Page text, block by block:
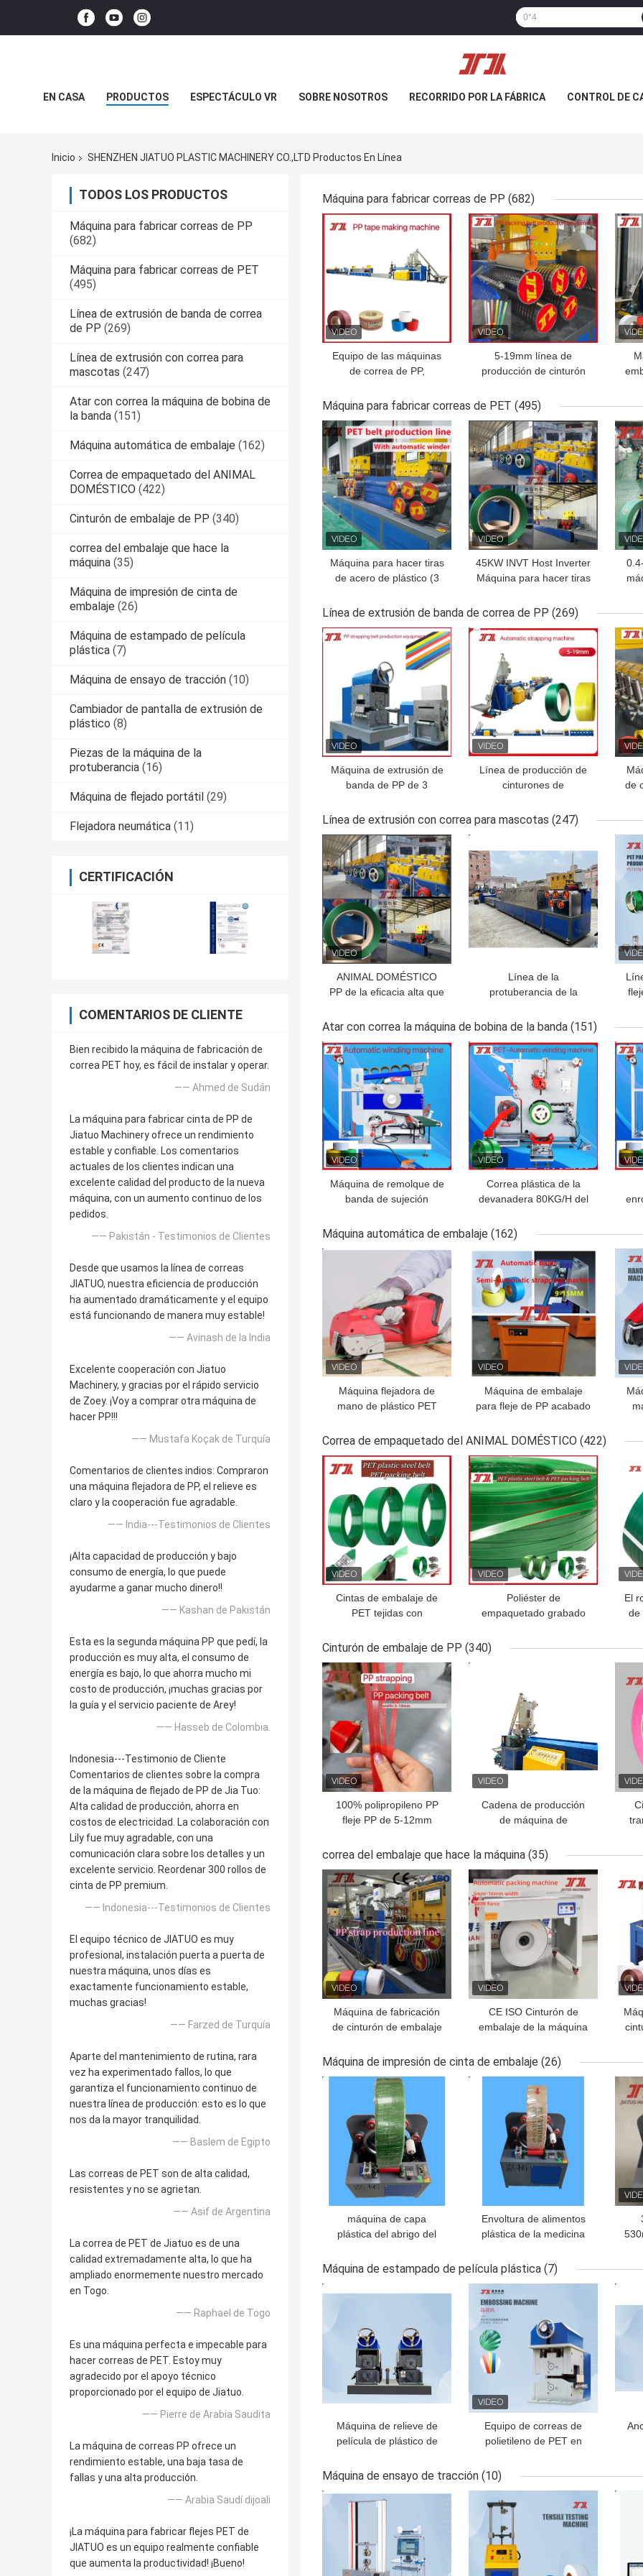
EN CASA PRODUCTOS ESPECTÁCULO VR SOBRE NOSOTROS RECORRIDO POR LA FÁBRICA CONTROL DE
Inicio SHENZHEN JIATUO PLASTIC MACHINERY CO.,LTD Productos En Línea
TODOS LOS PRODUCTOS
Máquina para fabricar correas de PP
(682)
Máquina para fabricar correas de PET
(495)
Línea de extrusión de banda de correa
de PP (269)
Línea de extrusión con correa para
mascotas (247)
Atar con correa la máquina de bobina de
la banda (151)
Máquina automática de embalaje (162)
Correa de empaquetado del ANIMAL
DOMÉSTICO (422)
Cinturón de embalaje de PP (340)
correa del embalaje que hace la
máquina (35)
Máquina de impresión de cinta de
embalaje (26)
Máquina de estampado de película
plástica (7)
Máquina de ensayo de tracción (10)
Cambiador de pantalla de extrusión de
plástico (8)
Piezas de la máquina de la
protuberancia (16)
Máquina de flejado portátil (29)
Flejadora neumática (11)
CERTIFICACIÓN
COMENTARIOS DE CLIENTE
Bien recibido la máquina de fabricación de
correa PET hoy, es fácil de instalar y operar.
—— Ahmed de Sudán
La máquina para fabricar cinta de PP de
Jiatuo Machinery ofrece un rendimiento
estable y confiable. Los comentarios
actuales de los clientes indican una
excelente calidad del producto de la nueva
máquina, con un aumento continuo de los
pedidos.
—— Pakistán - Testimonios de Clientes
Desde que usamos la línea de correas
JIATUO, nuestra eficiencia de producción
ha aumentado dramáticamente y el equipo
está funcionando de manera muy estable!
—— Avinash de la India
Excelente cooperación con Jiatuo
Machinery, y gracias por el rápido servicio
de Zoey. ¡Voy a comprar otra máquina de
hacer PP!!!
—— Mustafa Koçak de Turquía
Comentarios de clientes indios: Compraron
una máquina flejadora de PP, el relieve es
claro y la cooperación fue agradable.
—— India---Testimonios de Clientes
¡Alta capacidad de producción y bajo
consumo de energía, lo que puede
ayudarme a ganar mucho dinero!!
—— Kashan de Pakistán
Esta es la segunda máquina PP que pedí, la
producción es muy alta, el consumo de
energía es bajo, lo que ahorra mucho mi
costo de producción, ¡muchas gracias por
la guía y el servicio paciente de Arey!
—— Hasseb de Colombia.
Indonesia---Testimonio de Cliente
Comentarios de clientes sobre la compra
de la máquina de flejado de PP de Jia Tuo:
Alta calidad de producción, ahorra en
costos de electricidad. La colaboración con
Lily fue muy agradable, con una
comunicación clara sobre los detalles y un
excelente servicio. Reordenar 300 rollos de
cinta de PP premium.
—— Indonesia---Testimonios de Clientes
El equipo técnico de JIATUO es muy
profesional, instalación puerta a puerta de
nuestra máquina, unos días es
exactamente funcionamiento estable,
muchas gracias!
—— Farzed de Turquía
Aparte del mantenimiento de rutina, rara
vez ha experimentado fallos, lo que
garantiza el funcionamiento continuo de
nuestra línea de producción: esto es lo que
nos da la mayor tranquilidad.
—— Baslem de Egipto
Las correas de PET son de alta calidad,
resistentes y no se agrietan.
—— Asif de Argentina
La correa de PET de Jiatuo es de una
calidad extremadamente alta, lo que ha
ampliado enormemente nuestro mercado
en Togo.
—— Raphael de Togo
Es una máquina perfecta e impecable para
hacer correas de PET. Estoy muy
agradecido por el apoyo técnico
proporcionado por el equipo de Jiatuo.
—— Pierre de Arabia Saudita
La máquina de correas PP ofrece un
rendimiento estable, una baja tasa de
fallas y una alta producción.
—— Arabia Saudí dijoali
¡La máquina para fabricar flejes PET de
JIATUO es un equipo realmente confiable
que aumenta la productividad! ¡Bueno!
Máquina para fabricar correas de PP (682)
Equipo de las máquinas
de correa de PP,
de cinturones de PP,
totalmente automático,
tecnología avanzada
MEJOR PRECIO
5-19mm línea de
producción de cinturón
cinta de fabricación de la
máquina de PP
controlado por PLC
MEJOR PRECIO
Máquina para fabricar correas de PET (495)
Máquina para hacer tiras
de acero de plástico (3
Torre de pre-secado
MEJOR PRECIO
45KW INVT Host Inverter
Máquina para hacer tiras
300-350KG/H
MEJOR PRECIO
Línea de extrusión de banda de correa de PP (269)
Máquina de extrusión de
banda de PP de 3
motor de 37kw,
de 180-220 kg/h
MEJOR PRECIO
Línea de producción de
cinturones de
mm Línea de producción
de extrusión de
motor GUGAO baja tasa
de falla
MEJOR PRECIO
de
Línea de extrusión con correa para mascotas (247)
ANIMAL DOMÉSTICO
PP de la eficacia alta que
hace anchura de la
MEJOR PRECIO
Línea de la
protuberancia de la
DOMÉSTICO del alto
rendimiento con anchura
del control 9-32m m del
PLC
Atar con correa la máquina de bobina de la banda (151)
Máquina de remolque de
banda de sujeción
con control de pantalla
remolque automático
MEJOR PRECIO
Correa plástica de la
devanadera 80KG/H del
la devanadera
automática de la correa
que hace la máquina
MEJOR PRECIO
Máquina automática de embalaje (162)
Máquina flejadora de
mano de plástico PET
mm semi automática con
Máquina de embalaje
para fleje de PP acabado
flejadora automática
alta velocidad
MEJOR PRECIO
Correa de empaquetado del ANIMAL DOMÉSTICO (422)
Cintas de embalaje de
PET tejidas con
resistencia a los rayos
tracción
MEJOR PRECIO
Poliéster de
empaquetado grabado
DOMÉSTICO de la alta
banda
MEJOR PRECIO
El
de
Cinturón de embalaje de PP (340)
100% polipropileno PP
fleje PP de 5-12mm
máquinas de embalaje
MEJOR PRECIO
Cadena de producción
de máquina de
imitación de plástico de
22KW
correa del embalaje que hace la máquina (35)
Máquina de fabricación
de cinturón de embalaje
polipropileno de 100KW
pantalla sin parar
MEJOR PRECIO
CE ISO Cinturón de
embalaje de la máquina
caja de cartón de
embalaje
MEJOR PRECIO
Máquina de impresión de cinta de embalaje (26)
máquina de capa
plástica del abrigo del
anchura de 10-12m m
MEJOR PRECIO
Envoltura de alimentos
plástica de la medicina
envasado de película
retráctil del ANIMAL
DOMÉSTICO 550W
MEJOR PRECIO
Máquina de estampado de película plástica (7)
Máquina de relieve de
película de plástico de
WPC 30m/min Grabado
MEJOR PRECIO
Equipo de correas de
polietileno de PET en
producción de correas
MEJOR PRECIO
Máquina de ensayo de tracción (10)
MEJOR PRECIO MEJOR PRECIO